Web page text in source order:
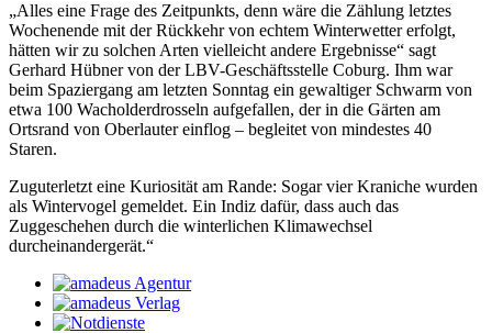
„Alles eine Frage des Zeitpunkts, denn wäre die Zählung letztes
Wochenende mit der Rückkehr von echtem Winterwetter erfolgt,
hätten wir zu solchen Arten vielleicht andere Ergebnisse“ sagt
Gerhard Hübner von der LBV-Geschäftsstelle Coburg. Ihm war
beim Spaziergang am letzten Sonntag ein gewaltiger Schwarm von
etwa 100 Wacholderdrosseln aufgefallen, der in die Gärten am
Ortsrand von Oberlauter einflog – begleitet von mindestes 40
Staren.
Zuguterletzt eine Kuriosität am Rande: Sogar vier Kraniche wurden
als Wintervogel gemeldet. Ein Indiz dafür, dass auch das
Zuggeschehen durch die winterlichen Klimawechsel
durcheinandergerät.“